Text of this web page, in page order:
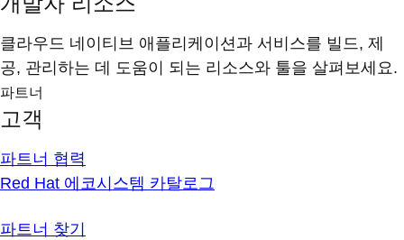
클라우드 네이티브 애플리케이션과 서비스를 빌드, 제
공, 관리하는 데 도움이 되는 리소스와 툴을 살펴보세요.
파트너
고객
파트너 협력
Red Hat 에코시스템 카탈로그
파트너 찾기